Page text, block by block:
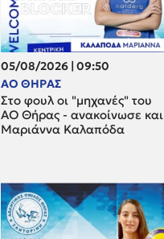
05/08/2026 | 09:50
ΑΟ ΘΗΡΑΣ
Στο φουλ οι "μηχανές" του
ΑΟ Θήρας - ανακοίνωσε και
Μαριάννα Καλαπόδα